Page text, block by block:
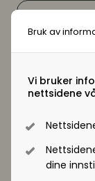
Bruk av
Vi bruker
nettsidene
dine
Digitale
Digitale
https://